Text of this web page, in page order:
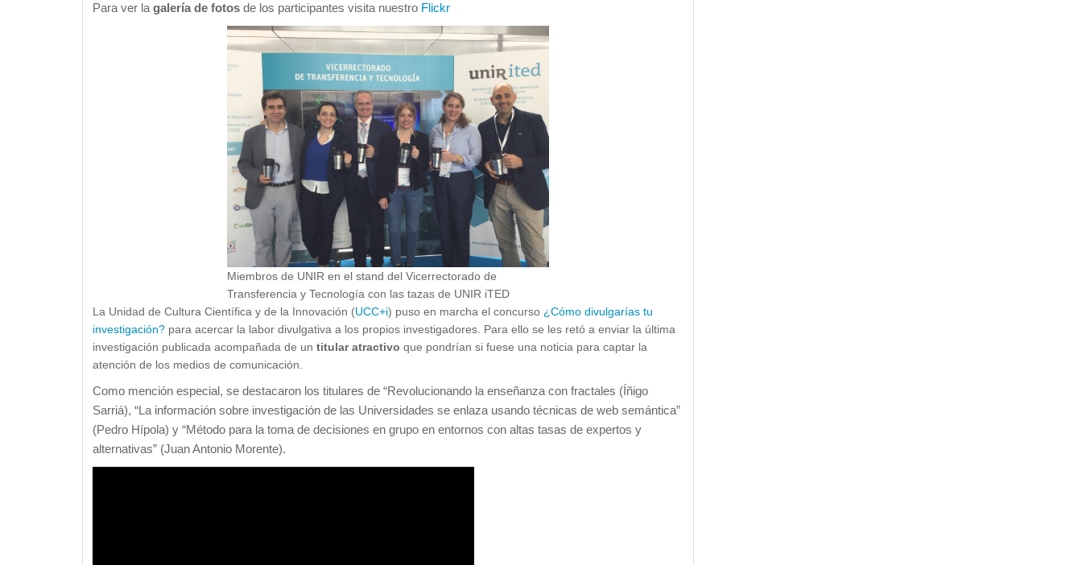
Para ver lagalería de fotos de los participantes visita nuestro Flickr
Miembros de UNIR en el stand del Vicerrectorado de
Transferencia y Tecnología con las tazas de UNIR iTED
La Unidad de Cultura Científica y de la Innovación (UCC+i) puso en marcha el concurso ¿Cómo divulgarías tu
investigación? para acercar la labor divulgativa a los propios investigadores. Para ello se les retó a enviar la última
investigación publicada acompañada de un titular atractivo que pondrían si fuese una noticia para captar la
atención de los medios de comunicación.
Como mención especial, se destacaron los titulares de “Revolucionando la enseñanza con fractales (Íñigo
Sarriá), “La información sobre investigación de las Universidades se enlaza usando técnicas de web semántica”
(Pedro Hípola) y “Método para la toma de decisiones en grupo en entornos con altas tasas de expertos y
alternativas” (Juan Antonio Morente).